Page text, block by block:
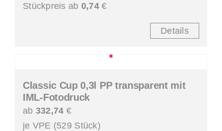
Stückpreis ab 0,74€
Details
Classic Cup 0,3l PP transparent mit
IML-Fotodruck
ab 332,74 €
je VPE (529 Stück)